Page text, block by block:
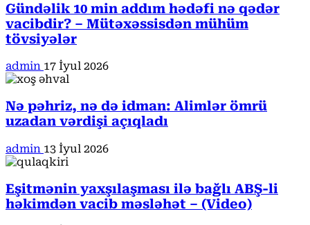
Gündəlik 10 min addım hədəfi nə qədər
vacibdir? – Mütəxəssisdən mühüm
tövsiyələr
admin 17 İyul 2026
Nə pəhriz, nə də idman: Alimlər ömrü
uzadan vərdişi açıqladı
admin 13 İyul 2026
Eşitmənin yaxşılaşması ilə bağlı ABŞ-li
həkimdən vacib məsləhət – (Video)